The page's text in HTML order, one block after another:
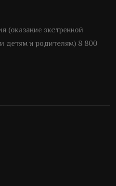
(оказание экстренной
детям и родителям) 8 800